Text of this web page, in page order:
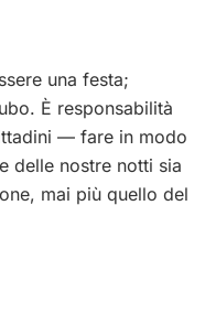
una festa;
È responsabilità
— fare in modo
delle nostre notti sia
mai più quello del